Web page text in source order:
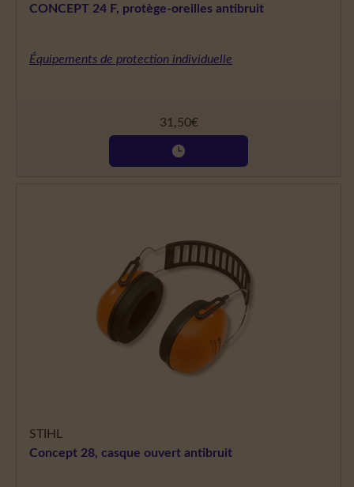
CONCEPT 24 F, protège-oreilles antibruit
Équipements de protection individuelle
31,50€
STIHL
Concept 28, casque ouvert antibruit